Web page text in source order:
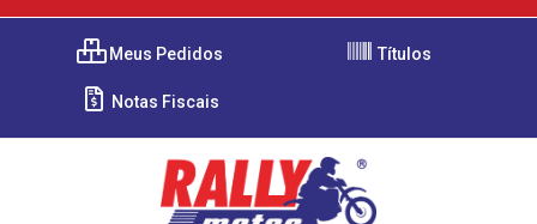
Meus Pedidos Títulos
Notas Fiscais